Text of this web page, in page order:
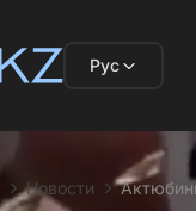
Рус
Новости